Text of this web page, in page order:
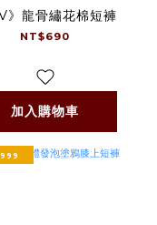
》龍骨繡花棉短褲
NT$690
加入購物車
999